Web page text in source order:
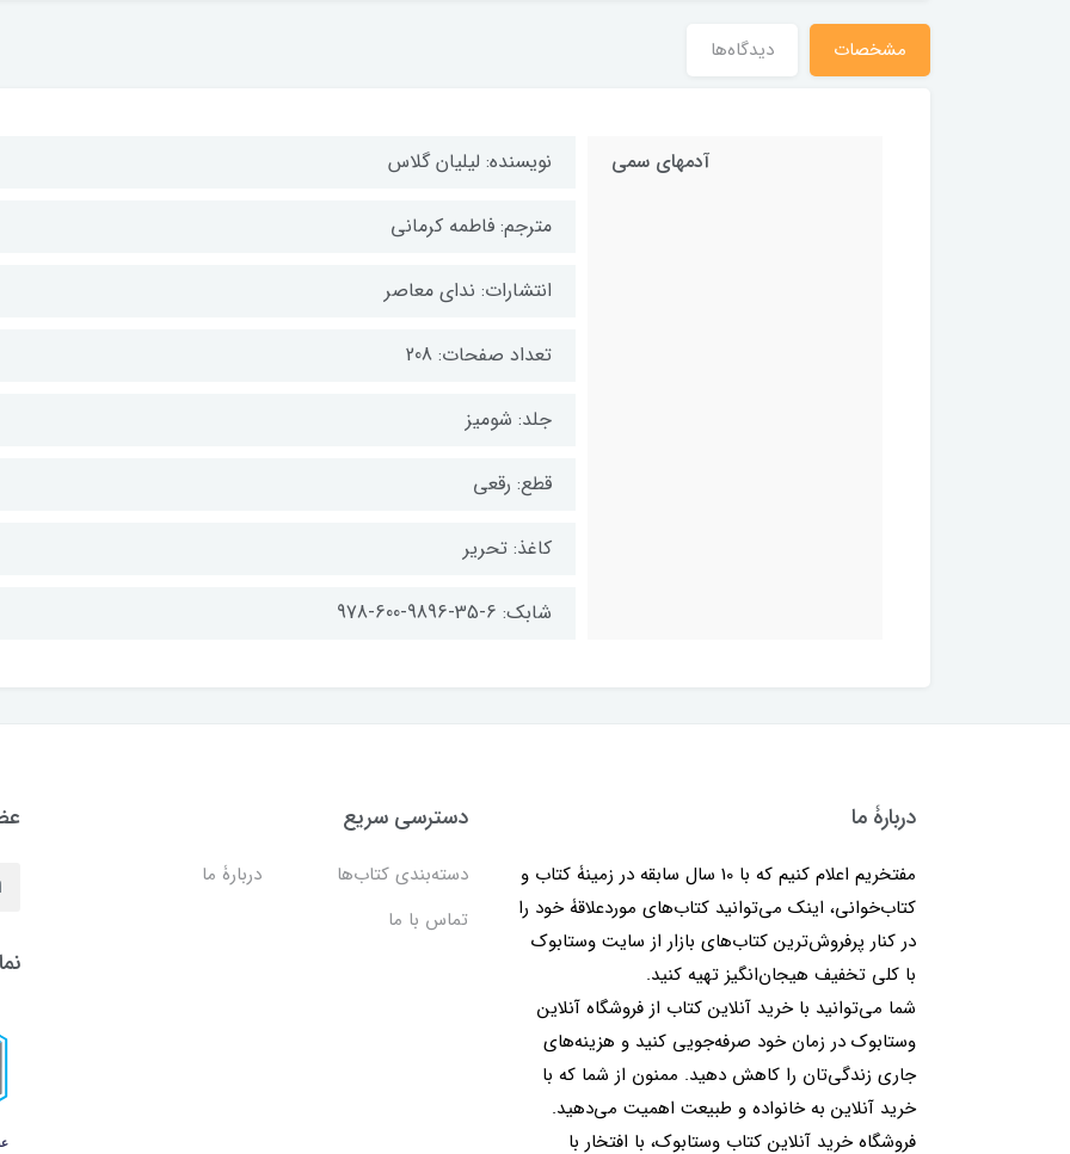
مشخصات دیدگاه‌ها
آدمهای سمی نویسنده: لیلیان گلاس
مترجم: فاطمه کرمانی
انتشارات: ندای معاصر
تعداد صفحات: 208
جلد: شومیز
قطع: رقعی
کاغذ: تحریر
شابک: 6-35-9896-600-978
دربارۀ ما
مفتخریم اعلام کنیم که با 10 سال سابقه در زمینۀ کتاب و
کتاب‌خوانی، اینک می‌توانید کتاب‌های موردعلاقۀ خود را
در کنار پرفروش‌ترین کتاب‌های بازار از سایت وستابوک
با کلی تخفیف هیجان‌انگیز تهیه کنید.
شما می‌توانید با خرید آنلاین کتاب از فروشگاه آنلاین
وستابوک در زمان خود صرفه‌جویی کنید و هزینه‌های
جاری زندگی‌تان را کاهش دهید. ممنون از شما که با
خرید آنلاین به خانواده و طبیعت اهمیت می‌دهید.
فروشگاه خرید آنلاین کتاب وستابوک، با افتخار با
دسترسی سریع
دسته‌بندی کتاب‌ها
دربارۀ ما
تماس با ما